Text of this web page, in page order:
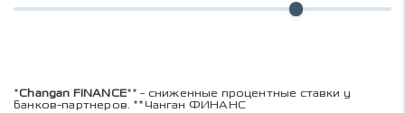
*Changan FINANCE** - сниженные процентные ставки у
банков-партнеров. **Чанган ФИНАНС